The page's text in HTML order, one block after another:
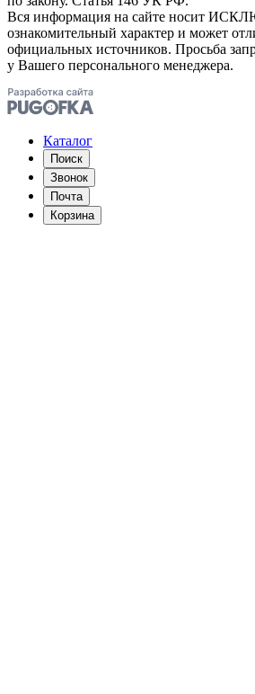
Вся информация на сайте носит
ознакомительный характер и может
официальных источников. Просьба
у Вашего персонального менеджера.
Каталог
Поиск
Звонок
Почта
Корзина